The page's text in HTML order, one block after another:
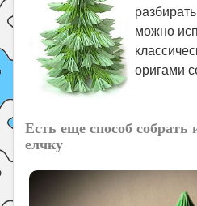
можно
оригами
Есть еще способ собрать
елчку